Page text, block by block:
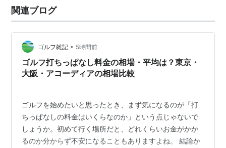
関連ブログ
ゴルフ雑記 • 5時間前
ゴルフ打ちっぱなし料金の相場・平均は？東京・
大阪・アコーディアの相場比較
ゴルフを始めたいと思ったとき、まず気になるのが「打
ちっぱなしの料金はいくらなのか」という点じゃないで
しょうか。初めて行く場所だと、どれくらいお金がかか
るのか分からず不安になることもありますよね。 結論か